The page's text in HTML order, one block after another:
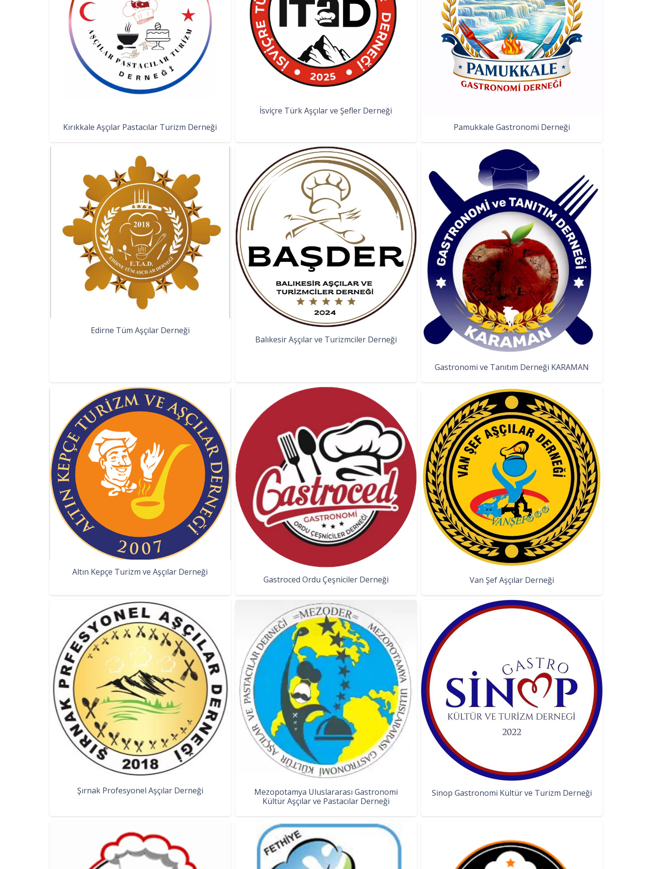
Kırıkkale Aşçılar Pastacılar Turizm Derneği
İsviçre Türk Aşçılar ve Şefler Derneği
Pamukkale Gastronomi Derneği
Edirne Tüm Aşçılar Derneği
Balıkesir Aşçılar ve Turizmciler Derneği
Gastronomi ve Tanıtım Derneği KARAMAN
Altın Kepçe Turizm ve Aşçılar Derneği
Gastroced Ordu Çeşniciler Derneği Van Şef Aşçılar Derneği
Şırnak Profesyonel Aşçılar Derneği
Mezopotamya Uluslararası Gastronomi
Kültür Aşçılar ve Pastacılar Derneği
Sinop Gastronomi Kültür ve Turizm Derneği